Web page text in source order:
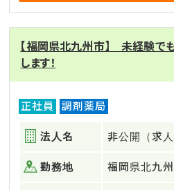
【福岡県北九州市】 未経験で
します！
正社員 調剤薬局
法人名 非公開（求
勤務地 福岡県北九